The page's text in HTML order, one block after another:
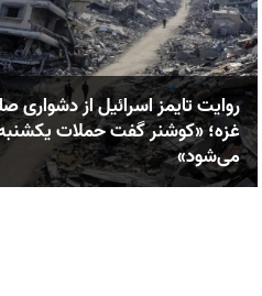
روایت تایمز اسرائیل از دشواری
غزه؛ «کوشنر گفت حملات
می‌شود»